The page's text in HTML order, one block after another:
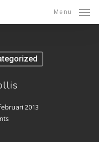
Menu
2013